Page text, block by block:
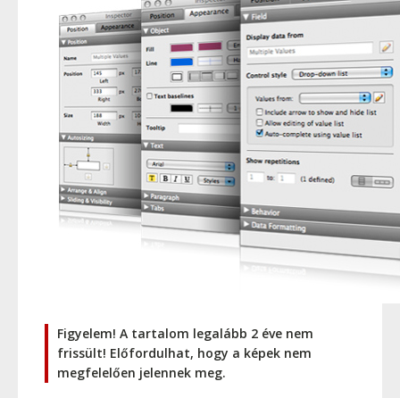
Figyelem! A tartalom legalább 2 éve nem
frissült! Előfordulhat, hogy a képek nem
megfelelően jelennek meg.